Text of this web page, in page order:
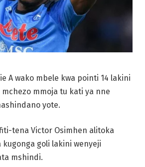
A wako mbele kwa pointi 14 lakini
mmoja tu kati ya nne
yote.
tena Victor Osimhen alitoka
kugonga goli lakini wenyeji
mshindi.